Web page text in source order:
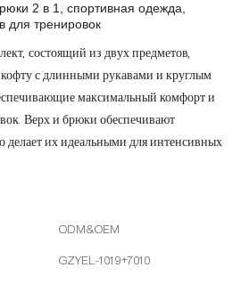
2 в 1, спортивная одежда,
для тренировок
состоящий из двух предметов,
с длинными рукавами и круглым
максимальный комфорт и
Верх и брюки обеспечивают
делает их идеальными для интенсивных
ODM&OEM
GZYEL-1019+7010